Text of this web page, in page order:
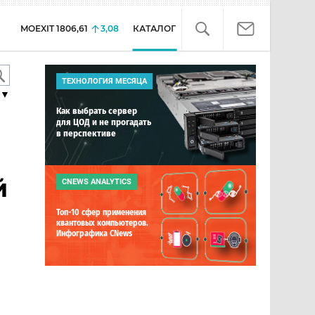
MOEXIT 1806,61 3,08 КАТАЛОГ
ТЕХНОЛОГИЯ МЕСЯЦА
Как выбрать сервер
для ЦОД и не прогадать
в перспективе
CNEWS ANALYTICS
Топ-10 сфер применения
квантовых компьютеров.
Инфографика CNews